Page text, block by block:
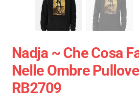
Nadja ~ Che Cosa
Nelle Ombre
RB2709